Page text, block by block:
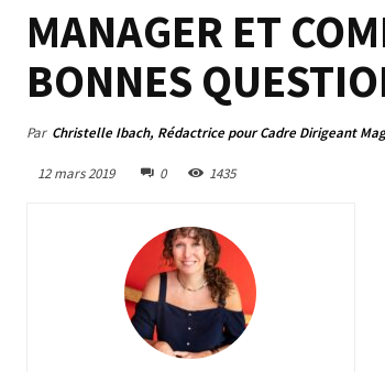
MANAGER ET
BONNES
Par Christelle Ibach, Rédactrice pour Cadre Dirigeant
12 mars 2019 0 1435